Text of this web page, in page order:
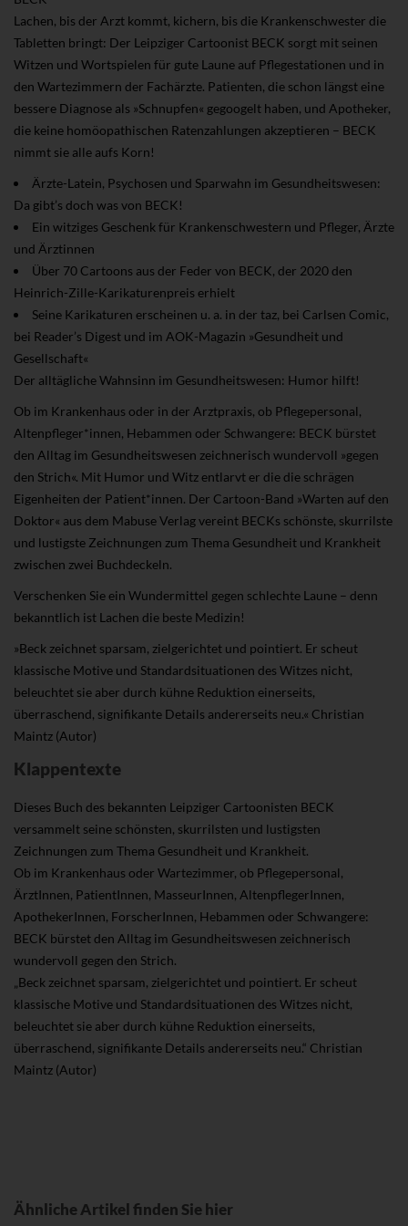
Lachen, bis der Arzt kommt, kichern, bis die Krankenschwester die
Tabletten bringt: Der Leipziger Cartoonist BECK sorgt mit seinen
Witzen und Wortspielen für gute Laune auf Pflegestationen und in
den Wartezimmern der Fachärzte. Patienten, die schon längst eine
bessere Diagnose als »Schnupfen« gegoogelt haben, und Apotheker,
die keine homöopathischen Ratenzahlungen akzeptieren – BECK
nimmt sie alle aufs Korn!
Ärzte-Latein, Psychosen und Sparwahn im Gesundheitswesen:
Da gibt’s doch was von BECK!
Ein witziges Geschenk für Krankenschwestern und Pfleger, Ärzte
und Ärztinnen
Über 70 Cartoons aus der Feder von BECK, der 2020 den
Heinrich-Zille-Karikaturenpreis erhielt
Seine Karikaturen erscheinen u. a. in der taz, bei Carlsen Comic,
bei Reader’s Digest und im AOK-Magazin »Gesundheit und
Gesellschaft«
Der alltägliche Wahnsinn im Gesundheitswesen: Humor hilft!
Ob im Krankenhaus oder in der Arztpraxis, ob Pflegepersonal,
Altenpfleger*innen, Hebammen oder Schwangere: BECK bürstet
den Alltag im Gesundheitswesen zeichnerisch wundervoll »gegen
den Strich«. Mit Humor und Witz entlarvt er die die schrägen
Eigenheiten der Patient*innen. Der Cartoon-Band »Warten auf den
Doktor« aus dem Mabuse Verlag vereint BECKs schönste, skurrilste
und lustigste Zeichnungen zum Thema Gesundheit und Krankheit
zwischen zwei Buchdeckeln.
Verschenken Sie ein Wundermittel gegen schlechte Laune – denn
bekanntlich ist Lachen die beste Medizin!
»Beck zeichnet sparsam, zielgerichtet und pointiert. Er scheut
klassische Motive und Standardsituationen des Witzes nicht,
beleuchtet sie aber durch kühne Reduktion einerseits,
überraschend, signifikante Details andererseits neu.« Christian
Maintz (Autor)
Klappentexte
Dieses Buch des bekannten Leipziger Cartoonisten BECK
versammelt seine schönsten, skurrilsten und lustigsten
Zeichnungen zum Thema Gesundheit und Krankheit.
Ob im Krankenhaus oder Wartezimmer, ob Pflegepersonal,
ÄrztInnen, PatientInnen, MasseurInnen, AltenpflegerInnen,
ApothekerInnen, ForscherInnen, Hebammen oder Schwangere:
BECK bürstet den Alltag im Gesundheitswesen zeichnerisch
wundervoll gegen den Strich.
„Beck zeichnet sparsam, zielgerichtet und pointiert. Er scheut
klassische Motive und Standardsituationen des Witzes nicht,
beleuchtet sie aber durch kühne Reduktion einerseits,
überraschend, signifikante Details andererseits neu.“ Christian
Maintz (Autor)
Ähnliche Artikel finden Sie hier